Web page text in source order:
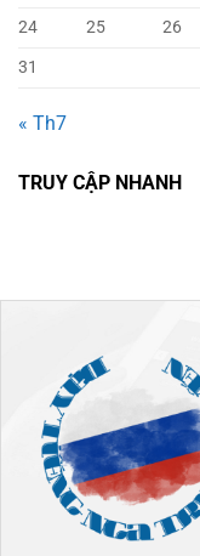
24
25 26
31
« Th7
TRUY CẬP NHANH